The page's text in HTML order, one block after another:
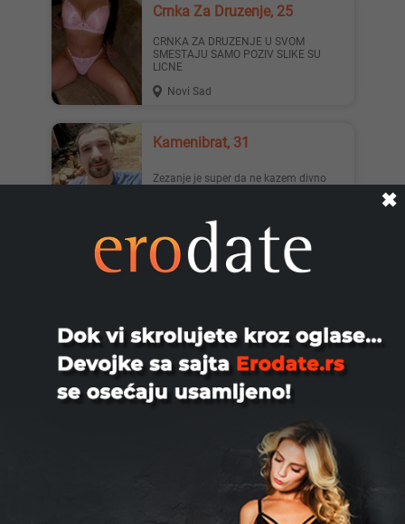
Crnka Za Druzenje, 25
CRNKA ZA DRUZENJE U SVOM
SMESTAJU SAMO POZIV SLIKE SU
LICNE
Novi Sad
Kamenibrat, 31
Zezanje je super da ne kazem divno
Saradnja, 35
Niš
Rock, 35
voli da je dugo ližu. SMS
✖